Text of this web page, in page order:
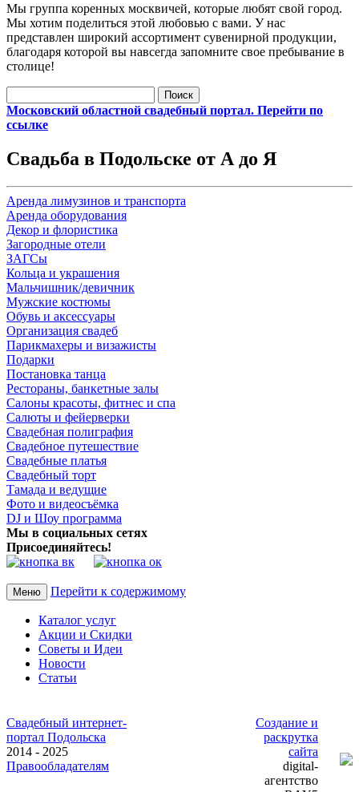
Мы группа коренных москвичей, которые любят свой город.
Мы хотим поделиться этой любовью с вами. У нас
представлен широкий ассортимент сувенирной продукции,
благодаря которой вы навсегда запомните свое пребывание в
столице!
Московский областной свадебный портал. Перейти по
ссылке
Свадьба в Подольске от А до Я
Аренда лимузинов и транспорта
Аренда оборудования
Декор и флористика
Загородные отели
ЗАГСы
Кольца и украшения
Мальчишник/девичник
Мужские костюмы
Обувь и аксессуары
Организация свадеб
Парикмахеры и визажисты
Подарки
Постановка танца
Рестораны, банкетные залы
Салоны красоты, фитнес и спа
Салюты и фейерверки
Свадебная полиграфия
Свадебное путешествие
Свадебные платья
Свадебный торт
Тамада и ведущие
Фото и видеосъёмка
DJ и Шоу программа
Мы в социальных сетях
Присоединяйтесь!
Меню Перейти к содержимому
Каталог услуг
Акции и Скидки
Советы и Идеи
Новости
Статьи
Свадебный интернет-
портал Подольска
2014 - 2025
Правообладателям
Создание и
раскрутка
сайта
digital-
агентство